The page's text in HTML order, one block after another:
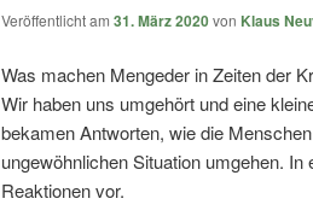
Veröffentlicht am 31. März 2020von Klaus
Was machen Mengeder in Zeiten der
Wir haben uns umgehört und eine
bekamen Antworten, wie die
ungewöhnlichen Situation umgehen.
Reaktionen vor.